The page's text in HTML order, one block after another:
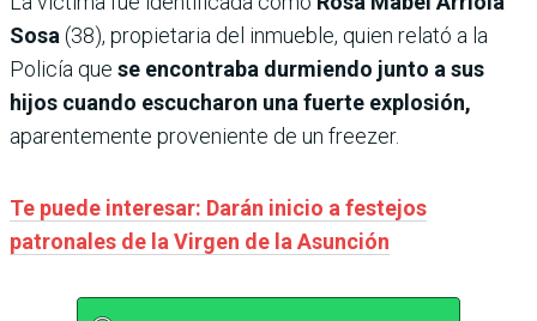
Sosa (38), propietaria del inmueble, quien relató a la
Policía que se encontraba durmiendo junto a sus
hijos cuando escucharon una fuerte explosión,
aparentemente proveniente de un freezer.
Te puede interesar: Darán inicio a festejos
patronales de la Virgen de la Asunción